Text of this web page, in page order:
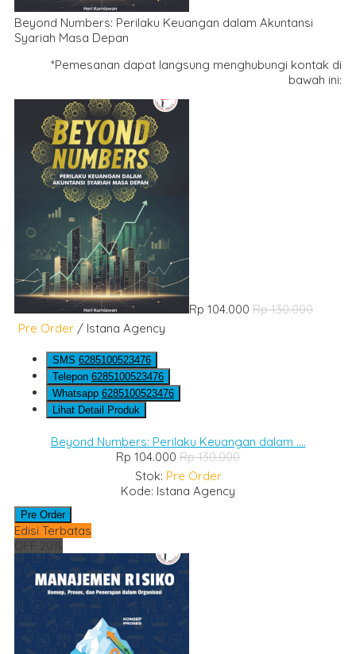
Beyond Numbers: Perilaku Keuangan dalam Akuntansi
Syariah Masa Depan
*Pemesanan dapat langsung menghubungi kontak di
bawah ini:
Rp 104.000 Rp 130.000
Pre Order / Istana Agency
SMS 6285100523476
Telepon 6285100523476
Whatsapp 6285100523476
Lihat Detail Produk
Beyond Numbers: Perilaku Keuangan dalam ....
Rp 104.000 Rp 130.000
Stok: Pre Order
Kode: Istana Agency
Pre Order
Edisi Terbatas
OFF 20%